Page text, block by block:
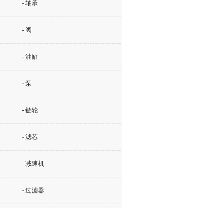
- 轴承
- 阀
- 油缸
- 泵
- 链轮
- 滤芯
- 减速机
- 过滤器